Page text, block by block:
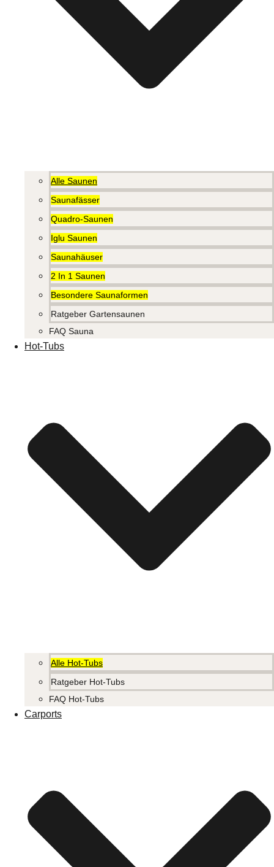
Alle Saunen
Saunafässer
Quadro-Saunen
Iglu Saunen
Saunahäuser
2 In 1 Saunen
Besondere Saunaformen
Ratgeber Gartensaunen
FAQ Sauna
Hot-Tubs
Alle Hot-Tubs
Ratgeber Hot-Tubs
FAQ Hot-Tubs
Carports